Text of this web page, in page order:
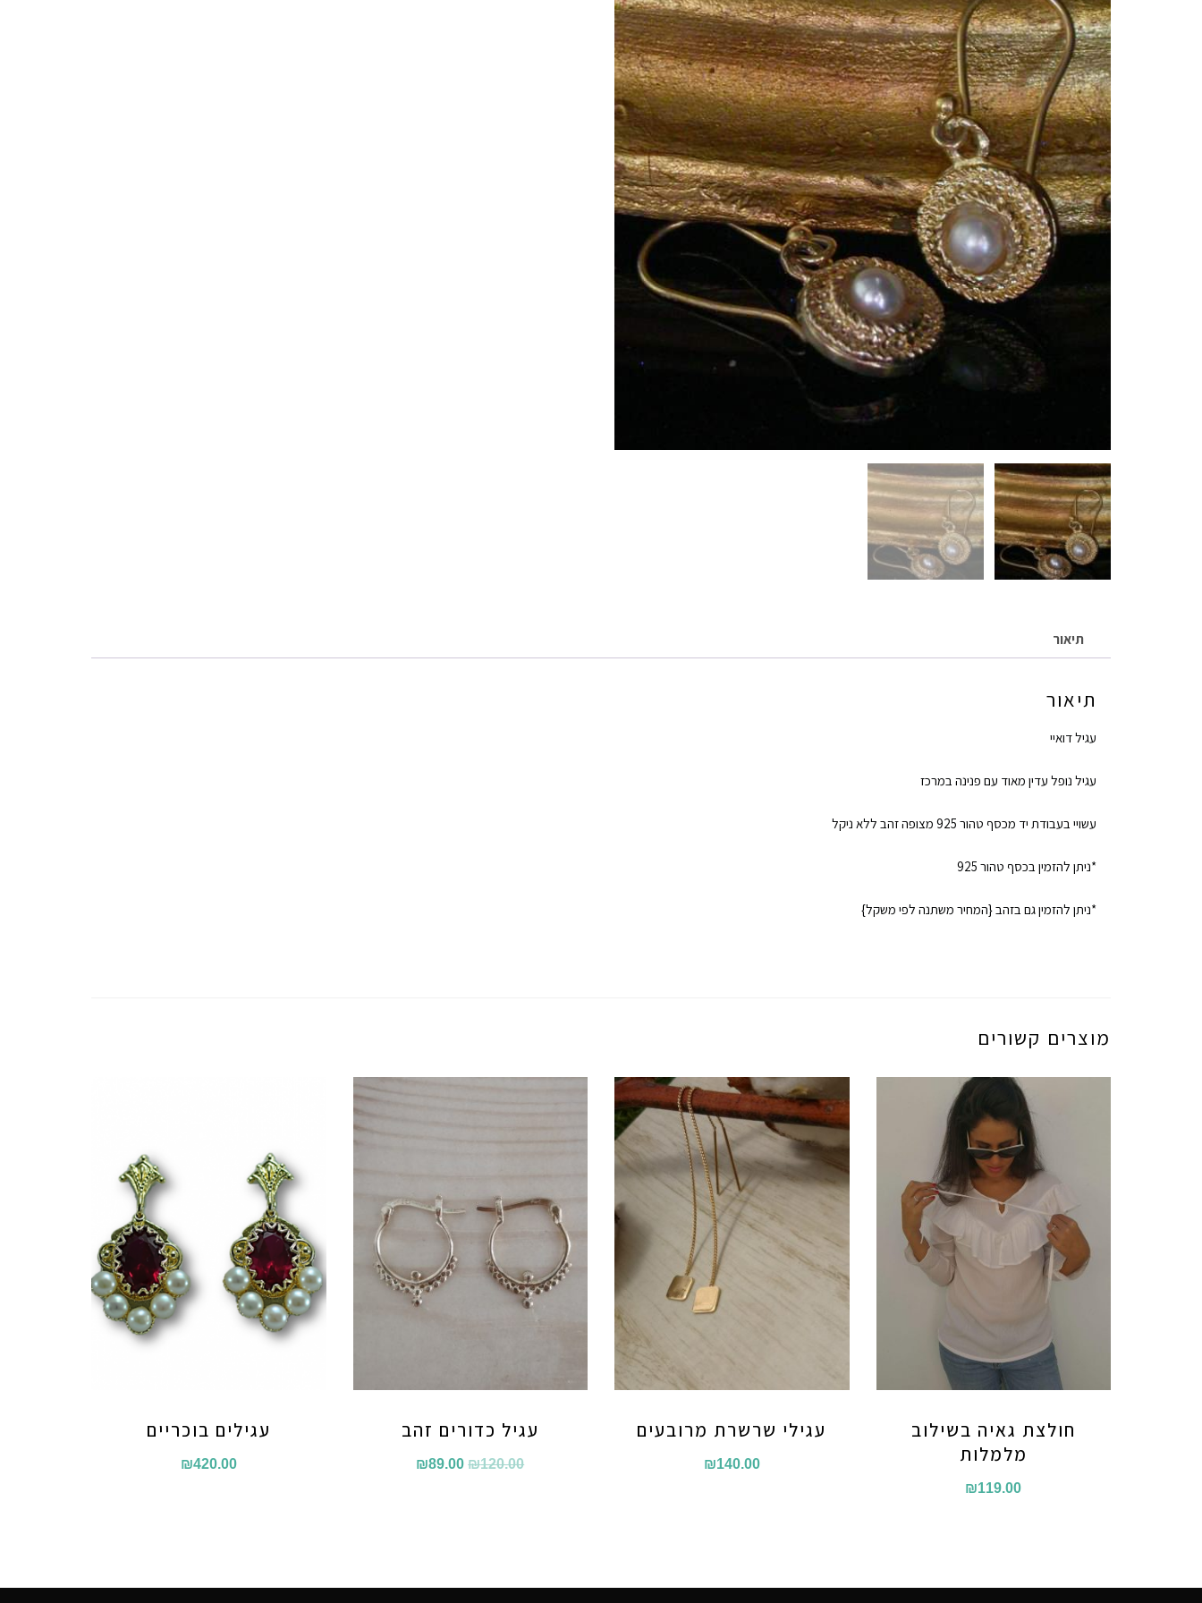
תיאור
תיאור
עגיל דואיי
עגיל נופל עדין מאוד עם פנינה במרכז
עשויי בעבודת יד מכסף טהור 925 מצופה זהב ללא ניקל
*ניתן להזמין בכסף טהור 925
*ניתן להזמין גם בזהב {המחיר משתנה לפי משקל}
מוצרים קשורים
עגילים בוכריים
₪420.00
עגיל כדורים זהב
₪120.00
המחיר₪89.00
המחיר
עגילי שרשרת מרובעים
₪140.00
חולצת גאיה בשילוב
מלמלות
₪119.00